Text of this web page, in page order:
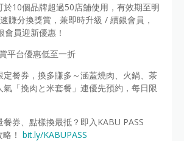
於10個品牌超過50店舖使用，有效期至明
賺分換獎賞，兼即時升級 / 續銀會員，
員迎新優惠！
平台優惠低至一折
定餐券，換多賺多～涵蓋燒肉、火鍋、茶
氣「挽肉と米套餐」連優先預約，每日限
券、點樣換最抵？即入KABU PASS
！ bit.ly/KABUPASS